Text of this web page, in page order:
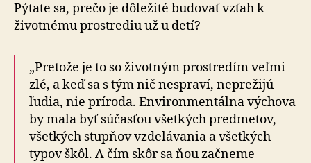
Pýtate sa, prečo je dôležité budovať vzťah k
životnému prostrediu už u detí?
„Pretože je to so životným prostredím veľmi
zlé, a keď sa s tým nič nespraví, neprežijú
ľudia, nie príroda. Environmentálna výchova
by mala byť súčasťou všetkých predmetov,
všetkých stupňov vzdelávania a všetkých
typov škôl. A čím skôr sa ňou začneme